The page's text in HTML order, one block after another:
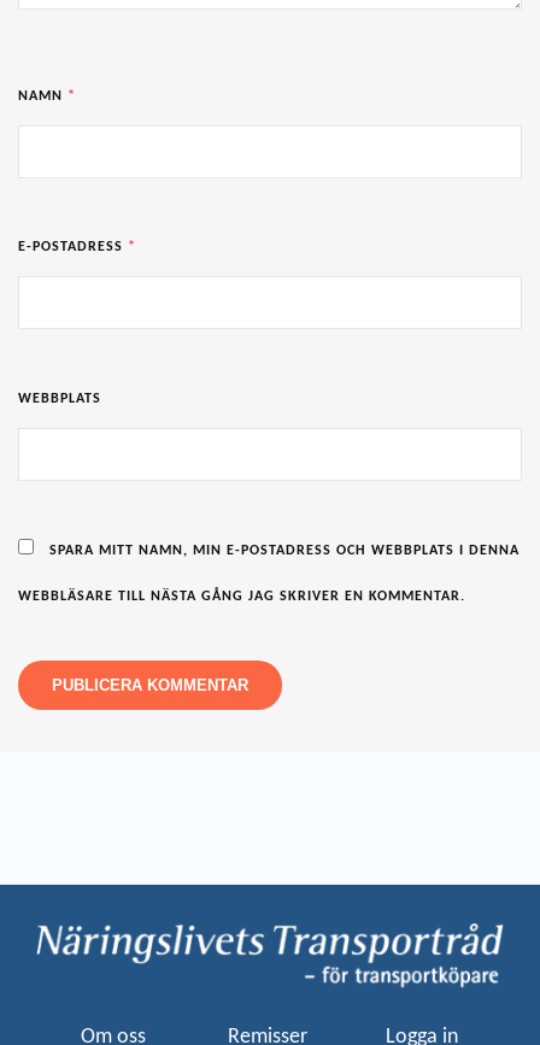
NAMN *
E-POSTADRESS *
WEBBPLATS
SPARA MITT NAMN, MIN E-POSTADRESS OCH WEBBPLATS I DENNA
WEBBLÄSARE TILL NÄSTA GÅNG JAG SKRIVER EN KOMMENTAR.
Om oss Remisser Logga in